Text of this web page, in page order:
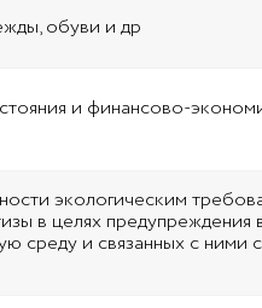
обуви и др
и финансово-
экологическим
в целях
среду и связанных с ними